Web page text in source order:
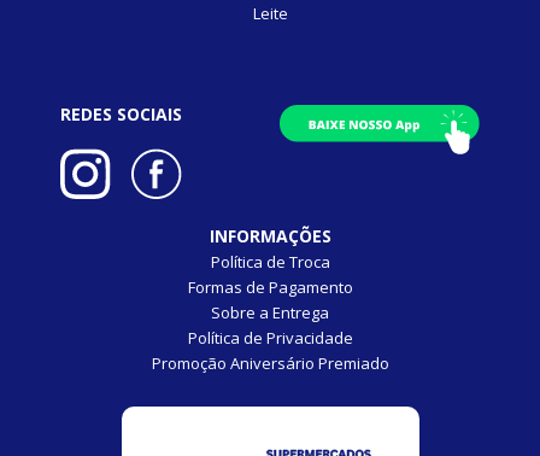
Leite
REDES SOCIAIS
INFORMAÇÕES
Política de Troca
Formas de Pagamento
Sobre a Entrega
Política de Privacidade
Promoção Aniversário Premiado